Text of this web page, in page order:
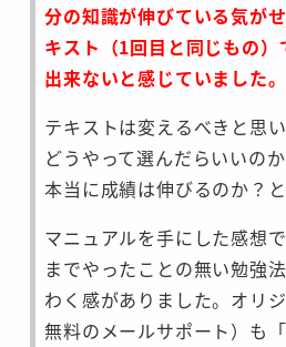
分の知識が伸びている気が
キスト（1回目と同じもの
出来ないと感じていました。
テキストは変えるべきと思
どうやって選んだらいいの
本当に成績は伸びるのか？と
マニュアルを手にした感想
までやったことの無い勉強
わく感がありました。オリ
無料のメールサポート）も